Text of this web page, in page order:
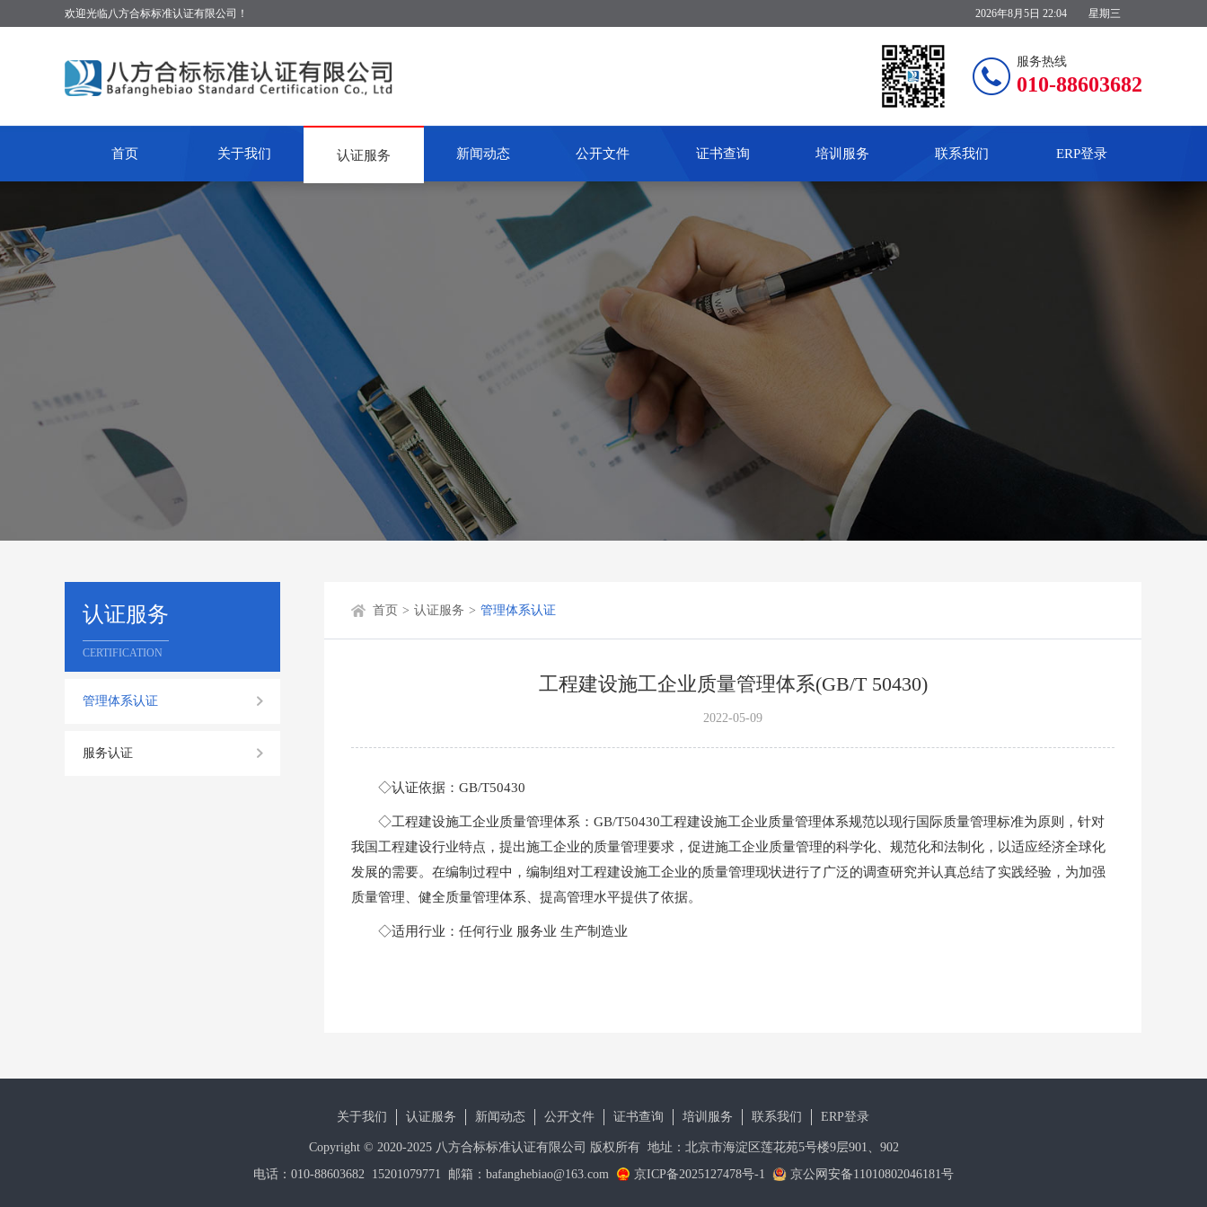
欢迎光临八方合标标准认证有限公司！ 星期三
2026年8月5日 22:04
服务热线
010-88603682
首页 关于我们 认证服务 新闻动态 公开文件 证书查询 培训服务 联系我们 ERP登录
认证服务
CERTIFICATION
管理体系认证
服务认证
首页 > 认证服务 > 管理体系认证
工程建设施工企业质量管理体系(GB/T 50430)
2022-05-09
◇认证依据：GB/T50430
◇工程建设施工企业质量管理体系：GB/T50430工程建设施工企业质量管理体系规范以现行国际质量管理标准为原则，针对
我国工程建设行业特点，提出施工企业的质量管理要求，促进施工企业质量管理的科学化、规范化和法制化，以适应经济全球化
发展的需要。在编制过程中，编制组对工程建设施工企业的质量管理现状进行了广泛的调查研究并认真总结了实践经验，为加强
质量管理、健全质量管理体系、提高管理水平提供了依据。
◇适用行业：任何行业 服务业 生产制造业
关于我们 认证服务 新闻动态 公开文件 证书查询 培训服务 联系我们 ERP登录
Copyright © 2020-2025 八方合标标准认证有限公司 版权所有 地址：北京市海淀区莲花苑5号楼9层901、902
电话：010-88603682 15201079771 邮箱：bafanghebiao@163.com
京ICP备2025127478号-1 京公网安备11010802046181号